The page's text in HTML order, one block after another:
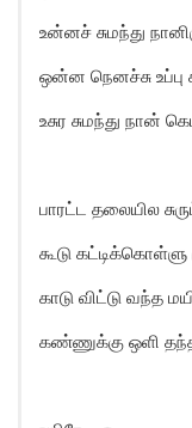
உன்னச் சுமந்து
ஒன்ன நெனச்சு
உசுர சுமந்து நான்
பாரட்ட தலையில
கூடு கட்டிக்கொள்ளு
காடு விட்டு வந்த
கண்ணுக்கு ஒளி